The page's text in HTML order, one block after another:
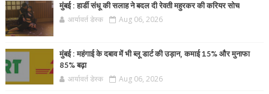
मुंबई : हार्डी संधू की सलाह ने बदल दी रेवती महुरकर की करियर सोच
आर्यावर्त डेस्क Aug 06, 2026
मुंबई : महंगाई के दबाव में भी ब्लू डार्ट की उड़ान, कमाई 15% और मुनाफा
85% बढ़ा
आर्यावर्त डेस्क Aug 06, 2026